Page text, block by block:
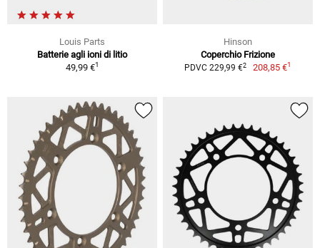
Louis Parts
Batterie agli ioni di litio
49,99 €1
Hinson
Coperchio Frizione
PDVC 229,99 €2 208,85 €1